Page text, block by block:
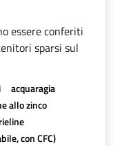
essere conferiti
sparsi sul
acquaragia
allo zinco
con CFC)